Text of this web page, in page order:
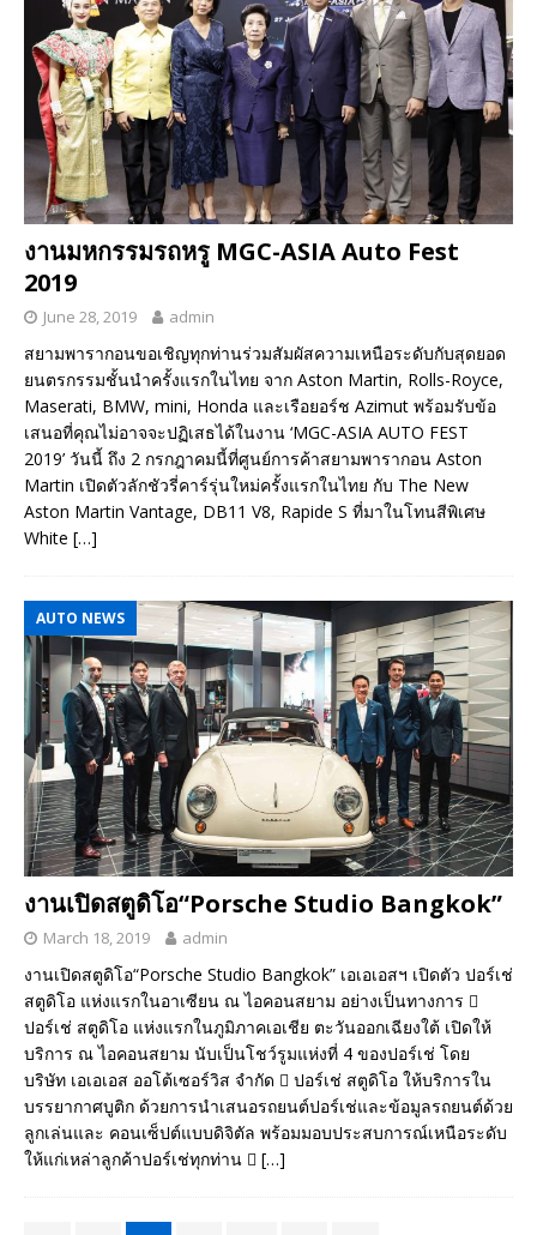
งานมหกรรมรถหรู MGC-ASIA Auto Fest
2019
June 28, 2019 admin
สยามพารากอนขอเชิญทุกท่านร่วมสัมผัสความเหนือระดับกับสุดยอด
ยนตรกรรมชั้นนำครั้งแรกในไทย จาก Aston Martin, Rolls-Royce,
Maserati, BMW, mini, Honda และเรือยอร์ช Azimut พร้อมรับข้อ
เสนอที่คุณไม่อาจจะปฏิเสธได้ในงาน ‘MGC-ASIA AUTO FEST
2019’ วันนี้ ถึง 2 กรกฎาคมนี้ที่ศูนย์การค้าสยามพารากอน Aston
Martin เปิดตัวลักชัวรี่คาร์รุ่นใหม่ครั้งแรกในไทย กับ The New
Aston Martin Vantage, DB11 V8, Rapide S ที่มาในโทนสีพิเศษ
White […]
AUTO NEWS
งานเปิดสตูดิโอ“Porsche Studio Bangkok”
March 18, 2019 admin
งานเปิดสตูดิโอ“Porsche Studio Bangkok” เอเอเอสฯ เปิดตัว ปอร์เช่
สตูดิโอ แห่งแรกในอาเซียน ณ ไอคอนสยาม อย่างเป็นทางการ 
ปอร์เช่ สตูดิโอ แห่งแรกในภูมิภาคเอเชีย ตะวันออกเฉียงใต้ เปิดให้
บริการ ณ ไอคอนสยาม นับเป็นโชว์รูมแห่งที่ 4 ของปอร์เช่ โดย
บริษัท เอเอเอส ออโต้เซอร์วิส จำกัด  ปอร์เช่ สตูดิโอ ให้บริการใน
บรรยากาศบูติก ด้วยการนำเสนอรถยนต์ปอร์เช่และข้อมูลรถยนต์ด้วย
ลูกเล่นและ คอนเซ็ปต์แบบดิจิตัล พร้อมมอบประสบการณ์เหนือระดับ
ให้แก่เหล่าลูกค้าปอร์เช่ทุกท่าน  […]